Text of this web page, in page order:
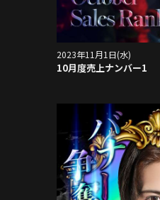
2023年11月1日(水)
10月度売上ナンバー1